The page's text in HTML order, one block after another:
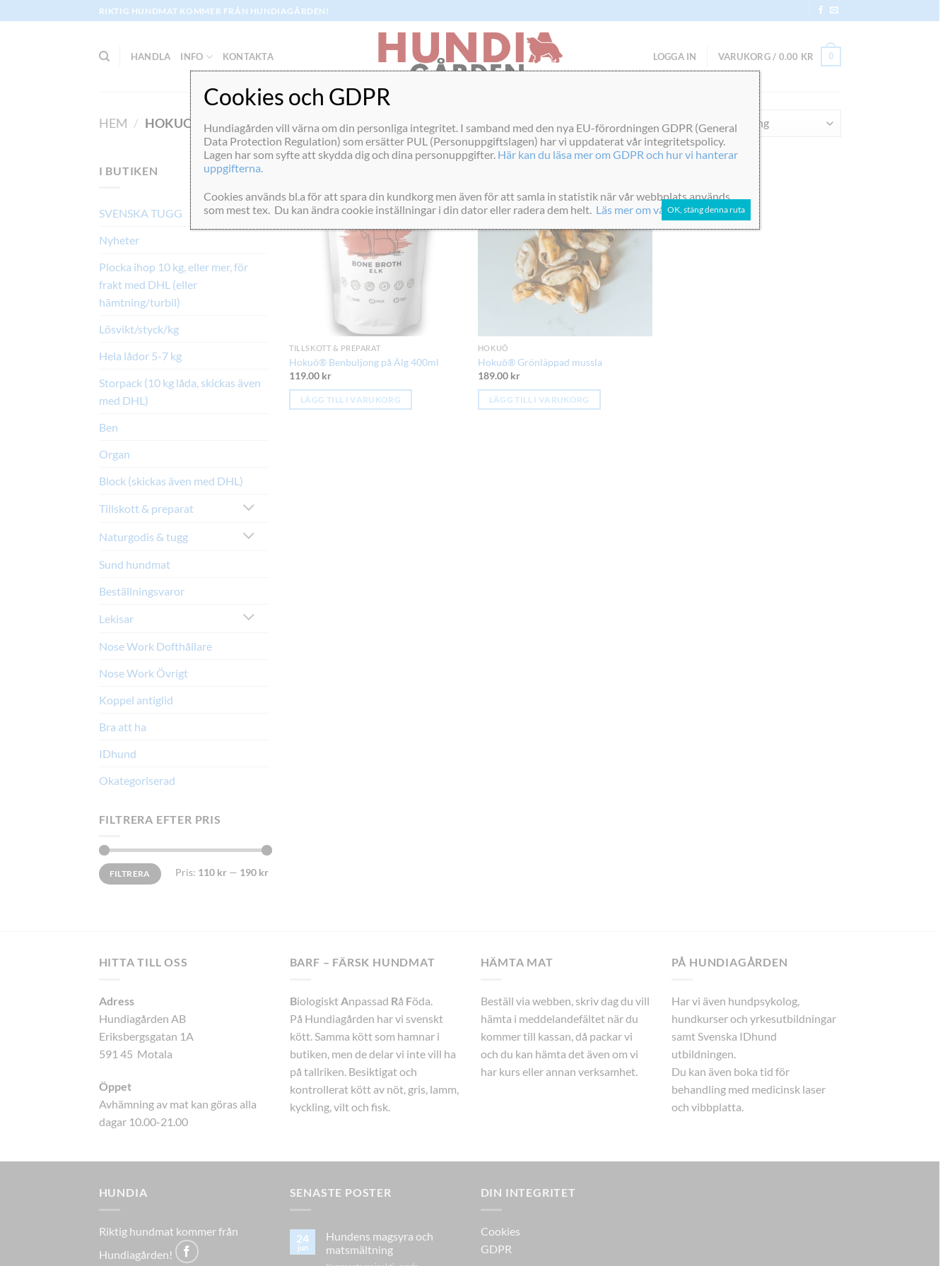
to
RIKTIG HUNDMAT KOMMER FRÅN HUNDIAGÅRDEN!
HANDLA INFO KONTAKTA LOGGA IN VARUKORG / 0.00 KR 0
HEM / HOKUO Visar alla 2 resultat
I BUTIKEN
SVENSKA TUGG
Nyheter
Plocka ihop 10 kg, eller mer, för
frakt med DHL (eller
hämtning/turbil)
Lösvikt/styck/kg
Hela lådor 5-7 kg
Storpack (10 kg låda, skickas även
med DHL)
Ben
Organ
Block (skickas även med DHL)
Tillskott & preparat
Naturgodis & tugg
Sund hundmat
Beställningsvaror
Lekisar
Nose Work Dofthållare
Nose Work Övrigt
Koppel antiglid
Bra att ha
IDhund
Okategoriserad
FILTRERA EFTER PRIS
Min
pris
Max
prisFILTRERA Pris: 110 kr— 190 kr
TILLSKOTT & PREPARAT
Hokuō® Benbuljong på Älg 400ml
119.00 kr
LÄGG TILL I VARUKORG
HOKUŌ
Hokuō® Grönläppad mussla
189.00 kr
LÄGG TILL I VARUKORG
HITTA TILL OSS
Adress
Hundiagården AB
Eriksbergsgatan 1A
591 45 Motala
Öppet
Avhämning av mat kan göras alla
dagar 10.00-21.00
BARF – FÄRSK HUNDMAT
BiologisktAnpassad Rå Föda.
På Hundiagården har vi svenskt
kött. Samma kött som hamnar i
butiken, men de delar vi inte vill ha
på tallriken. Besiktigat och
kontrollerat kött av nöt, gris, lamm,
kyckling, vilt och fisk.
HÄMTA MAT
Beställ via webben, skriv dag du vill
hämta i meddelandefältet när du
kommer till kassan, då packar vi
och du kan hämta det även om vi
har kurs eller annan verksamhet.
PÅ HUNDIAGÅRDEN
Har vi även hundpsykolog,
hundkurser och yrkesutbildningar
samt Svenska IDhund
utbildningen.
Du kan även boka tid för
behandling med medicinsk laser
och vibbplatta.
HUNDIA
Riktig hundmat kommer från
Hundiagården!
SENASTE POSTER
24
jun
Hundens magsyra och
matsmältning
DIN INTEGRITET
Cookies
GDPR
Cookies och GDPR
Hundiagården vill värna om din personliga integritet. I samband med den nya EU-förordningen GDPR (General
Data Protection Regulation) som ersätter PUL (Personuppgiftslagen) har vi uppdaterat vår integritetspolicy.
Lagen har som syfte att skydda dig och dina personuppgifter.Här kan du läsa mer om GDPR och hur vi hanterar
uppgifterna.
Cookies används bl.a för att spara din kundkorg men även för att samla in statistik när vår webbplats används
som mest tex. Du kan ändra cookie inställningar i din dator eller radera dem helt. Läs mer om våra cookies här
OK, stäng denna ruta